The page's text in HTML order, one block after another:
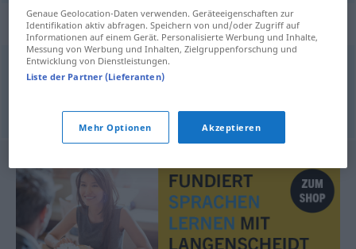
Synonyme für "Autogramm"
Signatur,Unterschrift
© OpenThesaurus.de
Genaue Geolocation-Daten verwenden. Geräteeigenschaften zur
Identifikation aktiv abfragen. Speichern von und/oder Zugriff auf
Informationen auf einem Gerät. Personalisierte Werbung und Inhalte,
Messung von Werbung und Inhalten, Zielgruppenforschung und
Entwicklung von Dienstleistungen.
Liste der Partner (Lieferanten)
Mehr Optionen Akzeptieren